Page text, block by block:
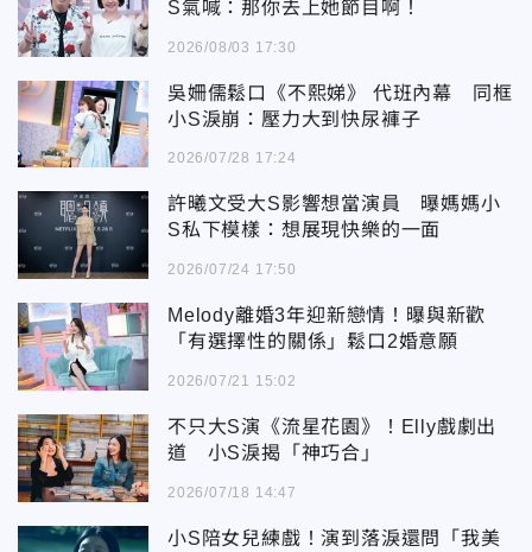
S氣喊：那你去上她節目啊！
2026/08/03 17:30
吳姍儒鬆口《不熙娣》 代班內幕 同框
小S淚崩：壓力大到快尿褲子
2026/07/28 17:24
許曦文受大S影響想當演員 曝媽媽小
S私下模樣：想展現快樂的一面
2026/07/24 17:50
Melody離婚3年迎新戀情！曝與新歡
「有選擇性的關係」鬆口2婚意願
2026/07/21 15:02
不只大S演《流星花園》！Elly戲劇出
道 小S淚揭「神巧合」
2026/07/18 14:47
小S陪女兒練戲！演到落淚還問「我美